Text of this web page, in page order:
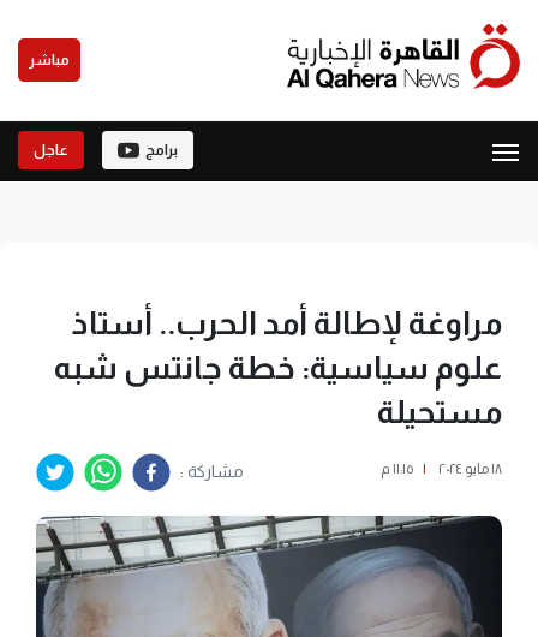
مباشر
برامج عاجل
مراوغة لإطالة أمد الحرب.. أستاذ
علوم سياسية: خطة جانتس شبه
مستحيلة
١٨ مايو ٢٠٢٤ | ١١:١٥ م مشاركة :